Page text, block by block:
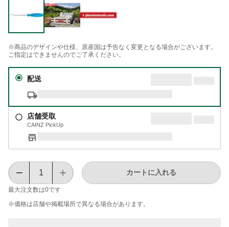
※商品のデザインや仕様、原産国は予告なく変更となる場合がございます。
ご指定はできませんのでご了承ください。
配送
店舗受取
CAINZ PickUp
最大注文数は0です
カートに入れる
※価格は​店舗や​掲載場所で​異なる​場合が​あります。